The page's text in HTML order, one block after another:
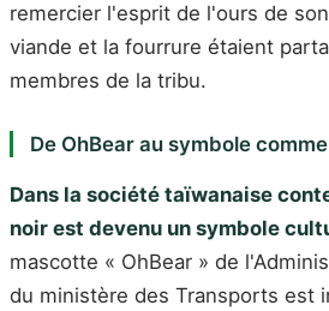
remercier l'esprit de l'ours de
viande et la fourrure étaient
membres de la tribu.
De OhBear au symbole
Dans la société taïwanaise
noir est devenu un symbole
mascotte « OhBear » de
du ministère des Transports est